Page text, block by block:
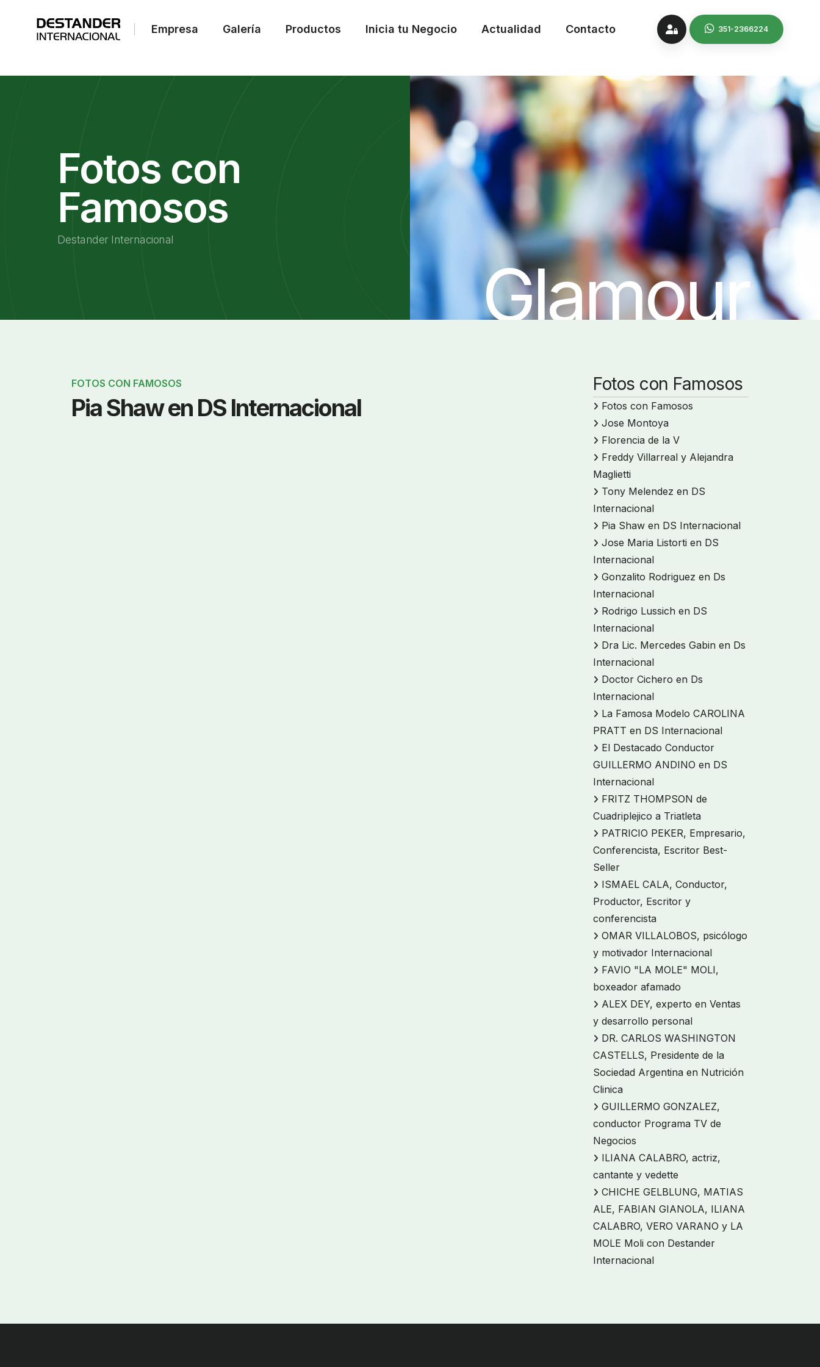
Empresa Galería Productos Inicia tu Negocio Actualidad Contacto 351-2366224
Fotos con
Famosos
Destander Internacional
Glamour
FOTOS CON FAMOSOS
Pia Shaw en DS Internacional
Fotos con Famosos
Fotos con Famosos
Jose Montoya
Florencia de la V
Freddy Villarreal y Alejandra
Maglietti
Tony Melendez en DS
Internacional
Pia Shaw en DS Internacional
Jose Maria Listorti en DS
Internacional
Gonzalito Rodriguez en Ds
Internacional
Rodrigo Lussich en DS
Internacional
Dra Lic. Mercedes Gabin en Ds
Internacional
Doctor Cichero en Ds
Internacional
La Famosa Modelo CAROLINA
PRATT en DS Internacional
El Destacado Conductor
GUILLERMO ANDINO en DS
Internacional
FRITZ THOMPSON de
Cuadriplejico a Triatleta
PATRICIO PEKER, Empresario,
Conferencista, Escritor Best-
Seller
ISMAEL CALA, Conductor,
Productor, Escritor y
conferencista
OMAR VILLALOBOS, psicólogo
y motivador Internacional
FAVIO "LA MOLE" MOLI,
boxeador afamado
ALEX DEY, experto en Ventas
y desarrollo personal
DR. CARLOS WASHINGTON
CASTELLS, Presidente de la
Sociedad Argentina en Nutrición
Clinica
GUILLERMO GONZALEZ,
conductor Programa TV de
Negocios
ILIANA CALABRO, actriz,
cantante y vedette
CHICHE GELBLUNG, MATIAS
ALE, FABIAN GIANOLA, ILIANA
CALABRO, VERO VARANO y LA
MOLE Moli con Destander
Internacional